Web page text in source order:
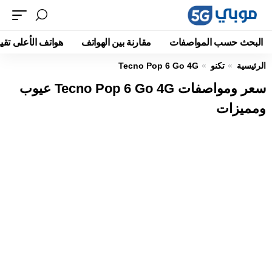
البحث حسب المواصفات مقارنة بين الهواتف هواتف الأعلى
الرئيسية تكنو Tecno Pop 6 Go 4G
سعر ومواصفات Tecno Pop 6 Go 4G عيوب
ومميزات